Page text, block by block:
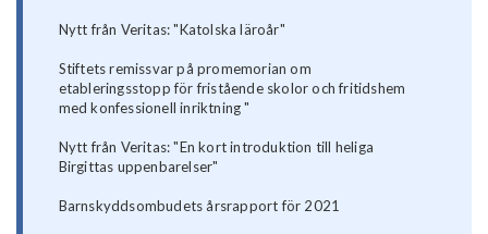
Nytt från Veritas: "Katolska läroår"
Stiftets remissvar på promemorian om
etableringsstopp för fristående skolor och fritidshem
med konfessionell inriktning "
Nytt från Veritas: "En kort introduktion till heliga
Birgittas uppenbarelser"
Barnskyddsombudets årsrapport för 2021